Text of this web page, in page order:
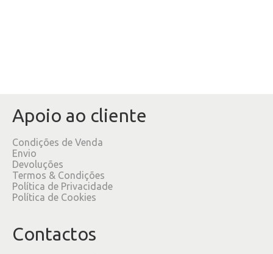
Apoio ao cliente
Condições de Venda
Envio
Devoluções
Termos & Condições
Política de Privacidade
Política de Cookies
Contactos